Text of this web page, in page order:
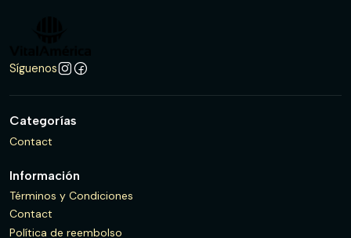
Síguenos
Categorías
Contact
Información
Términos y Condiciones
Contact
Política de reembolso